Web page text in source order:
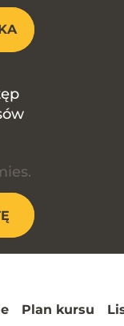
Plan kursu